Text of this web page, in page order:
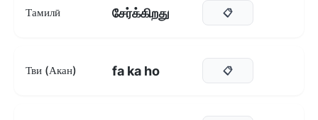
Тамилӣ சேர்க்கிறது 📋
Тви (Акан) fa ka ho 📋